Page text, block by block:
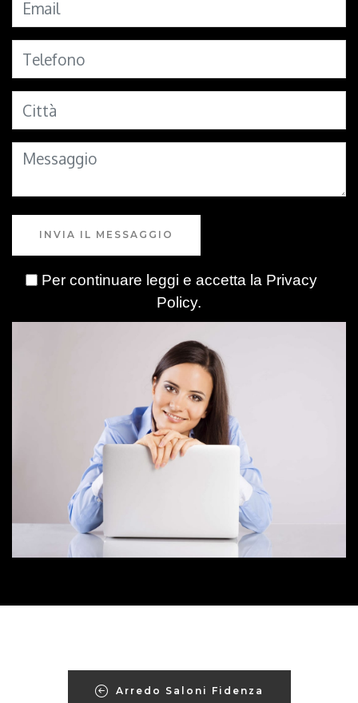
INVIA IL MESSAGGIO
Per continuare leggi e accetta la Privacy
Policy.
Arredo Saloni Fidenza